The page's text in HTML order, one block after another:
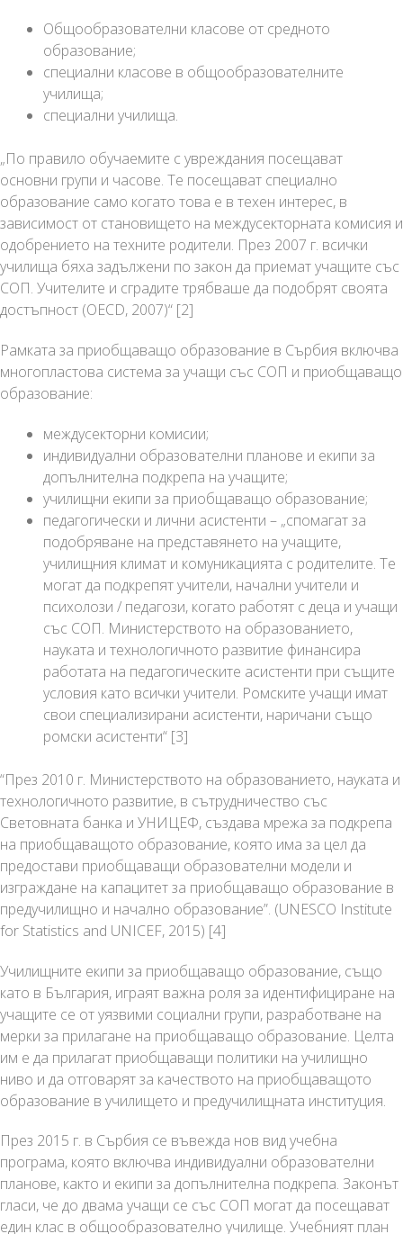
Общообразователни класове от средното
образование;
специални класове в общообразователните
училища;
специални училища.
„По правило обучаемите с увреждания посещават
основни групи и часове. Те посещават специално
образование само когато това е в техен интерес, в
зависимост от становището на междусекторната комисия и
одобрението на техните родители. През 2007 г. всички
училища бяха задължени по закон да приемат учащите със
СОП. Учителите и сградите трябваше да подобрят своята
достъпност (OECD, 2007)“ [2]
Рамката за приобщаващо образование в Сърбия включва
многопластова система за учащи със СОП и приобщаващо
образование:
междусекторни комисии;
индивидуални образователни планове и екипи за
допълнителна подкрепа на учащите;
училищни екипи за приобщаващо образование;
педагогически и лични асистенти – „спомагат за
подобряване на представянето на учащите,
училищния климат и комуникацията с родителите. Те
могат да подкрепят учители, начални учители и
психолози / педагози, когато работят с деца и учащи
със СОП. Министерството на образованието,
науката и технологичното развитие финансира
работата на педагогическите асистенти при същите
условия като всички учители. Ромските учащи имат
свои специализирани асистенти, наричани също
ромски асистенти“ [3]
“През 2010 г. Министерството на образованието, науката и
технологичното развитие, в сътрудничество със
Световната банка и УНИЦЕФ, създава мрежа за подкрепа
на приобщаващото образование, която има за цел да
предостави приобщаващи образователни модели и
изграждане на капацитет за приобщаващо образование в
предучилищно и начално образование”. (UNESCO Institute
for Statistics and UNICEF, 2015) [4]
Училищните екипи за приобщаващо образование, също
като в България, играят важна роля за идентифициране на
учащите се от уязвими социални групи, разработване на
мерки за прилагане на приобщаващо образование. Целта
им е да прилагат приобщаващи политики на училищно
ниво и да отговарят за качеството на приобщаващото
образование в училището и предучилищната институция.
През 2015 г. в Сърбия се въвежда нов вид учебна
програма, която включва индивидуални образователни
планове, както и екипи за допълнителна подкрепа. Законът
гласи, че до двама учащи се със СОП могат да посещават
един клас в общообразователно училище. Учебният план